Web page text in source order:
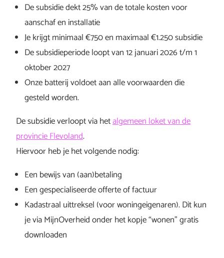
De subsidie dekt 25% van de totale kosten voor
aanschaf en installatie
Je krijgt minimaal €750 en maximaal €1.250 subsidie
De subsidieperiode loopt van 12 januari 2026 t/m 1
oktober 2027
Onze batterij voldoet aan alle voorwaarden die
gesteld worden.
De subsidie verloopt via hetalgemeen loket van de
provincie Flevoland.
Hiervoor heb je het volgende nodig:
Een bewijs van (aan)betaling
Een gespecialiseerde offerte of factuur
Kadastraal uittreksel (voor woningeigenaren). Dit kun
je via MijnOverheid onder het kopje “wonen” gratis
downloaden